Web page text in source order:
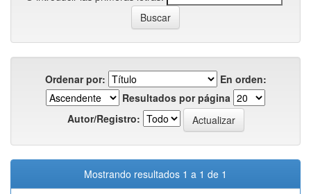
Ordenar por:
En orden:
Resultados por página
Autor/Registro:
Mostrando resultados 1 a 1 de 1